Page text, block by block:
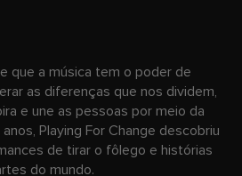
que a música tem o poder de
as diferenças que nos dividem,
e une as pessoas por meio da
Playing For Change descobriu
de tirar o fôlego e histórias
do mundo.